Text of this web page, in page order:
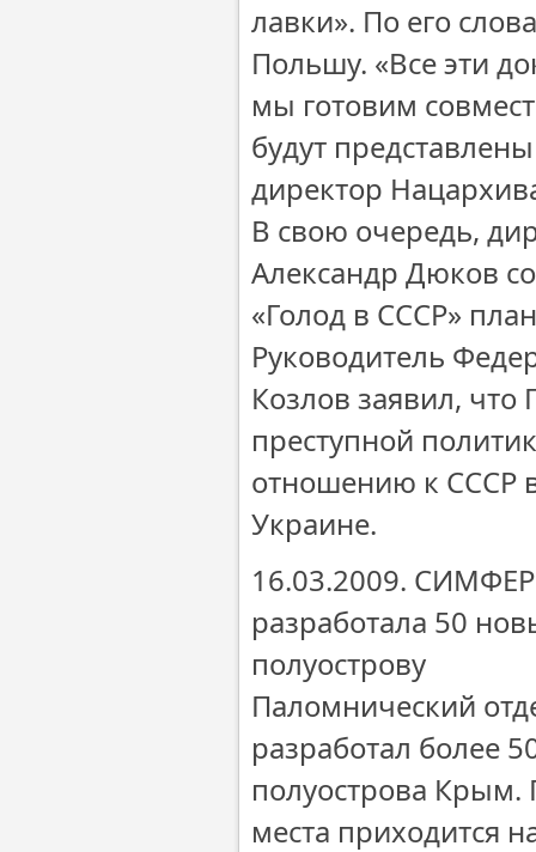
лавки». По его
Польшу. «Все эти
мы готовим
будут
директор
В свою очередь,
Александр Дюков
«Голод в СССР»
Руководитель
Козлов заявил, что
преступной
отношению к СССР
Украине.
16.03.2009.
разработала 50
полуострову
Паломнический
разработал более
полуострова Крым.
места приходится